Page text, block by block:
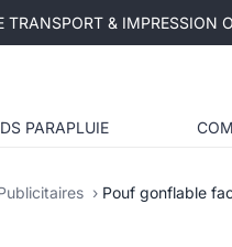
TRANSPORT & IMPRESSION
PARAPLUIE
Pouf gonflable